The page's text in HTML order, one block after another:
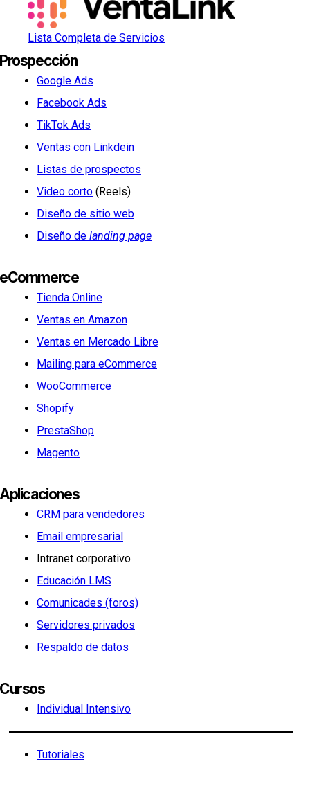
Lista Completa de Servicios
Prospección
Google Ads
Facebook Ads
TikTok Ads
Ventas con Linkdein
Listas de prospectos
Video corto (Reels)
Diseño de sitio web
Diseño de landing page
eCommerce
Tienda Online
Ventas en Amazon
Ventas en Mercado Libre
Mailing para eCommerce
WooCommerce
Shopify
PrestaShop
Magento
Aplicaciones
CRM para vendedores
Email empresarial
Intranet corporativo
Educación LMS
Comunicades (foros)
Servidores privados
Respaldo de datos
Cursos
Individual Intensivo
Tutoriales